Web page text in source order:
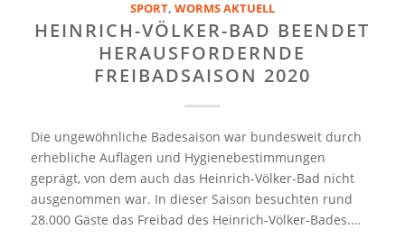
SPORT, WORMS AKTUELL
HEINRICH-VÖLKER-BAD BEENDET
HERAUSFORDERNDE
FREIBADSAISON 2020
Die ungewöhnliche Badesaison war bundesweit durch
erhebliche Auflagen und Hygienebestimmungen
geprägt, von dem auch das Heinrich-Völker-Bad nicht
ausgenommen war. In dieser Saison besuchten rund
28.000 Gäste das Freibad des Heinrich-Völker-Bades.…